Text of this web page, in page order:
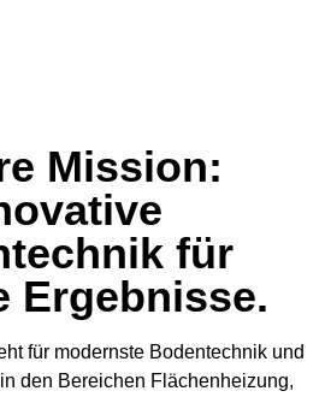
Mission:
für
Ergebnisse.
für modernste Bodentechnik und
den Bereichen Flächenheizung,